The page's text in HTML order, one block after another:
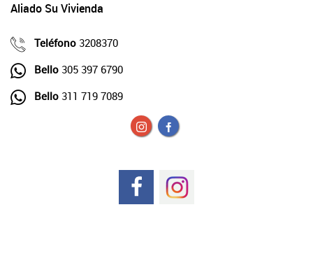
Aliado Su Vivienda
Teléfono 3208370
Bello 305 397 6790
Bello 311 719 7089